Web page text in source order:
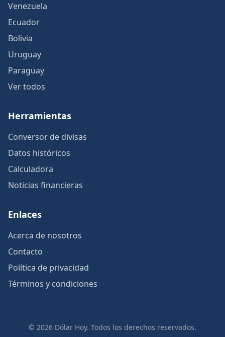
Venezuela
Ecuador
Bolivia
Uruguay
Paraguay
Ver todos
Herramientas
Conversor de divisas
Datos históricos
Calculadora
Noticias financieras
Enlaces
Acerca de nosotros
Contacto
Política de privacidad
Términos y condiciones
© 2026 Dólar Hoy. Todos los derechos reservados.